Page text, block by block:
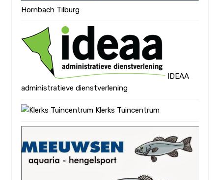
Hornbach Tilburg
IDEAA
administratieve dienstverlening
Klerks Tuincentrum